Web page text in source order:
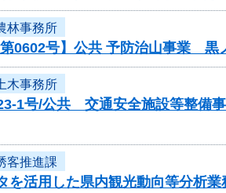
林事務所
第0602号】公共 予防治山事業
木事務所
1号/公共 交通安全施設等整備
客推進課
活用した県内観光動向等分析業